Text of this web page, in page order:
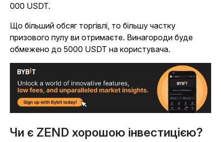
000 USDT.
Що більший обсяг торгівлі, то більшу частку
призового пулу ви отримаєте. Винагороди буде
обмежено до 5000 USDT на користувача.
Чи є ZEND хорошою інвестицією?